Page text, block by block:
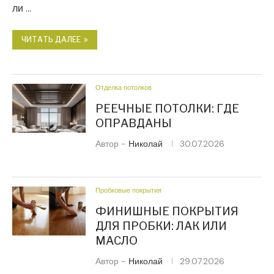
ли …
ЧИТАТЬ ДАЛЕЕ
Отделка потолков
РЕЕЧНЫЕ ПОТОЛКИ: ГДЕ
ОПРАВДАНЫ
Автор - Николай 30.07.2026
Пробковые покрытия
ФИНИШНЫЕ ПОКРЫТИЯ
ДЛЯ ПРОБКИ: ЛАК ИЛИ
МАСЛО
Автор - Николай 29.07.2026